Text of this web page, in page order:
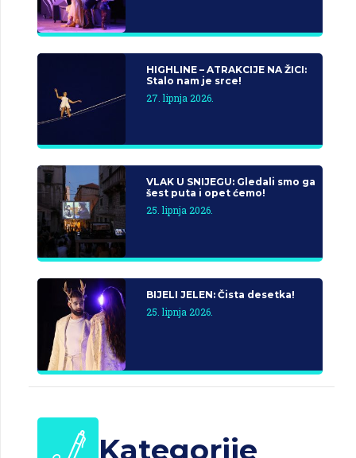
HIGHLINE – ATRAKCIJE NA ŽICI:
Stalo nam je srce!
27. lipnja 2026.
VLAK U SNIJEGU: Gledali smo ga
šest puta i opet ćemo!
25. lipnja 2026.
BIJELI JELEN: Čista desetka!
25. lipnja 2026.
Kategorije